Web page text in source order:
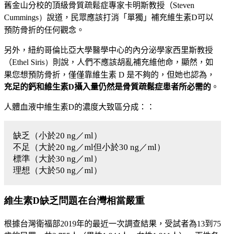
舊金山分校的頂級骨質疏鬆症專家卡明斯教授（Steven
Cummings） 說道，民眾應該打消「 單獨」 補充維生素D可以
預防骨折的任何觀念。
另外，紐約哥倫比亞大學醫學中心的內分泌學家西里斯教授
（Ethel Siris） 則說，人們不應該胡亂補充維他命，顯然，如
果您想預防骨折，僅僅靠維生素 D 是不夠的，但她也認為，
充足的鈣和維生素D攝入量仍然是骨質疏鬆症患者所必需的 。
人體血液中維生素D的濃度大致區分成：：
缺乏（小於20 ng／ml）
不足（大於20 ng／ml但小於30 ng／ml）
標準（大於30 ng／ml）
理想（大於50 ng／ml）
維生素D缺乏問題在台灣相當嚴重
根據台灣衛福部2019年的最近一次調查結果，受試者為13到75